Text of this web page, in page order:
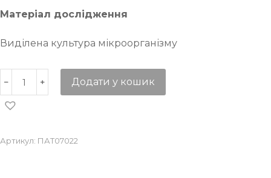
Матеріал дослідження
Виділена культура мікроорганізму
Додати у кошик
Артикул: ПАТ07022